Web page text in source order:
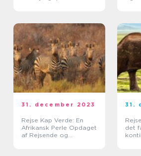
31. december 2023
Rejse Kap Verde: En
Afrikansk Perle Opdaget
af Rejsende og
31.
det